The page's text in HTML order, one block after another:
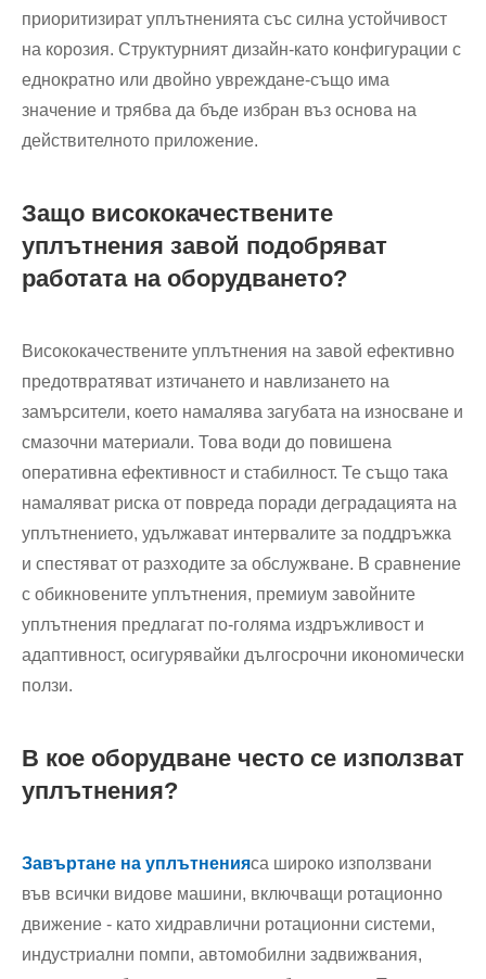
приоритизират уплътненията със силна устойчивост
на корозия. Структурният дизайн-като конфигурации с
еднократно или двойно увреждане-също има
значение и трябва да бъде избран въз основа на
действителното приложение.
Защо висококачествените
уплътнения завой подобряват
работата на оборудването?
Висококачествените уплътнения на завой ефективно
предотвратяват изтичането и навлизането на
замърсители, което намалява загубата на износване и
смазочни материали. Това води до повишена
оперативна ефективност и стабилност. Те също така
намаляват риска от повреда поради деградацията на
уплътнението, удължават интервалите за поддръжка
и спестяват от разходите за обслужване. В сравнение
с обикновените уплътнения, премиум завойните
уплътнения предлагат по-голяма издръжливост и
адаптивност, осигурявайки дългосрочни икономически
ползи.
В кое оборудване често се използват
уплътнения?
Завъртане на уплътненияса широко използвани
във всички видове машини, включващи ротационно
движение - като хидравлични ротационни системи,
индустриални помпи, автомобилни задвижвания,